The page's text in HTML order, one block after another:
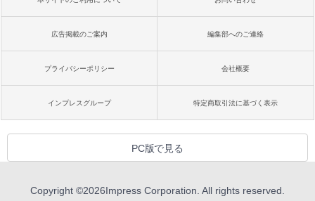
広告掲載のご案内 編集部へのご連絡
プライバシーポリシー 会社概要
インプレスグループ 特定商取引法に基づく表示
PC版で見る
Copyright ©2026Impress Corporation. All rights reserved.